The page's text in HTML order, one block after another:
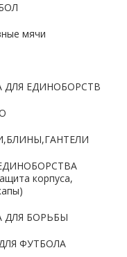
мячи
ДЛЯ ЕДИНОБОРСТВ
корпуса,
ДЛЯ БОРЬБЫ
ФУТБОЛА